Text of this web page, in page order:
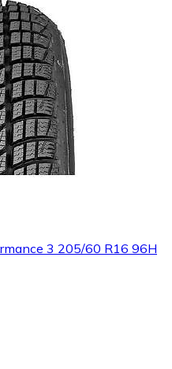
3 205/60 R16 96H